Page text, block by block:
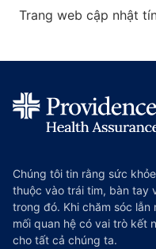
Trang web cập nhật
Chúng tôi tin rằng sức
thuộc vào trái tim, bàn tay
trong đó. Khi chăm sóc
mối quan hệ có vai trò kết
cho tất cả chúng ta.